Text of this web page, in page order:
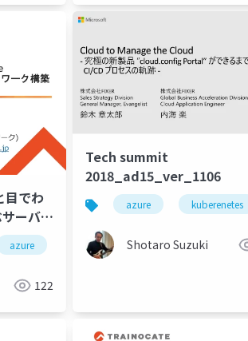
でわ
ーバー
」
azure kumonokai
122
Tech summit
2018_ad15_ver_1106
azure kuberenetes
Shotaro Suzuki